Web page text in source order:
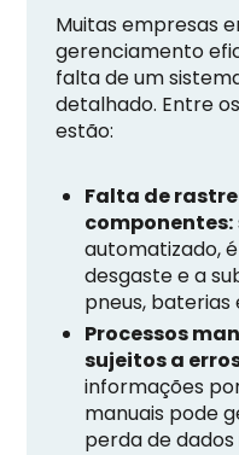
Muitas empresas
gerenciamento
falta de um
detalhado. Entre
estão:
Falta de
componentes:
automatizado,
desgaste e a
pneus, baterias
Processos
sujeitos a
informações
manuais pode
perda de